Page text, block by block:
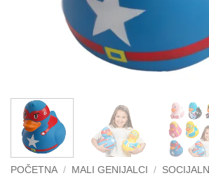
POČETNA / MALI GENIJALCI /